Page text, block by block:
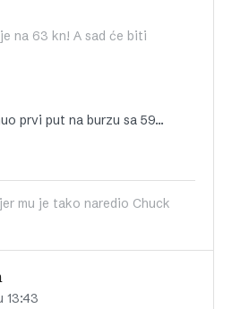
na 63 kn! A sad će biti
prvi put na burzu sa 59…
mu je tako naredio Chuck
13:43